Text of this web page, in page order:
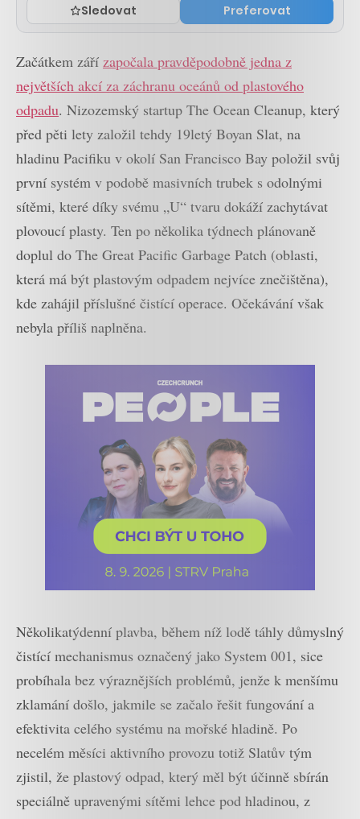
Sledovat Preferovat
Začátkem září započala pravděpodobně jedna z
největších akcí za záchranu oceánů od plastového
odpadu. Nizozemský startup The Ocean Cleanup, který
před pěti lety založil tehdy 19letý Boyan Slat, na
hladinu Pacifiku v okolí San Francisco Bay položil svůj
první systém v podobě masivních trubek s odolnými
sítěmi, které díky svému „U“ tvaru dokáží zachytávat
plovoucí plasty. Ten po několika týdnech plánovaně
doplul do The Great Pacific Garbage Patch (oblasti,
která má být plastovým odpadem nejvíce znečištěna),
kde zahájil příslušné čistící operace. Očekávání však
nebyla příliš naplněna.
Několikatýdenní plavba, během níž lodě táhly důmyslný
čistící mechanismus označený jako System 001, sice
probíhala bez výraznějších problémů, jenže k menšímu
zklamání došlo, jakmile se začalo řešit fungování a
efektivita celého systému na mořské hladině. Po
necelém měsíci aktivního provozu totiž Slatův tým
zjistil, že plastový odpad, který měl být účinně sbírán
speciálně upravenými sítěmi lehce pod hladinou, z